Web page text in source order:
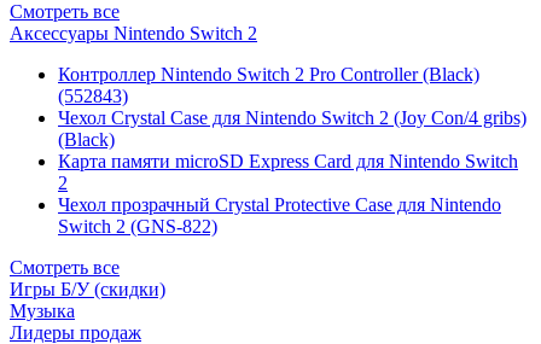
Смотреть все
Аксессуары Nintendo Switch 2
Контроллер Nintendo Switch 2 Pro Controller (Black)
(552843)
Чехол Сrystal Сase для Nintendo Switch 2 (Joy Con/4 gribs)
(Black)
Карта памяти microSD Express Card для Nintendo Switch
2
Чехол прозрачный Crystal Protective Case для Nintendo
Switch 2 (GNS-822)
Смотреть все
Игры Б/У (скидки)
Музыка
Лидеры продаж